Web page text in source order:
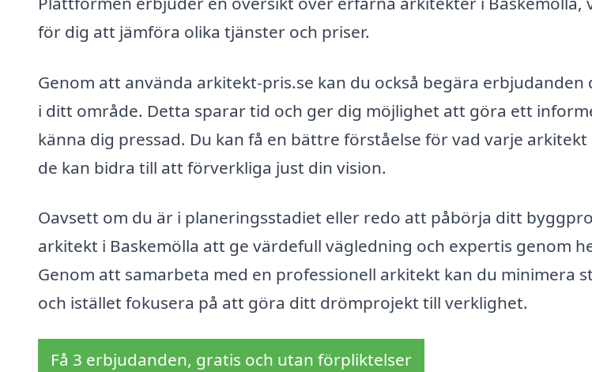
för dig att jämföra olika tjänster och priser.
Genom att använda arkitekt-pris.se kan du också begära
i ditt område. Detta sparar tid och ger dig möjlighet att göra ett
känna dig pressad. Du kan få en bättre förståelse för vad varje
de kan bidra till att förverkliga just din vision.
Oavsett om du är i planeringsstadiet eller redo att påbörja ditt
arkitekt i Baskemölla att ge värdefull vägledning och expertis genom
Genom att samarbeta med en professionell arkitekt kan du minimera
och istället fokusera på att göra ditt drömprojekt till verklighet.
Få 3 erbjudanden, gratis och utan förpliktelser